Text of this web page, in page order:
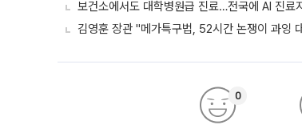
보건소에서도 대학병원급 진료…전국에 AI 진료
김영훈 장관 "메가특구법, 52시간 논쟁이 과잉
0